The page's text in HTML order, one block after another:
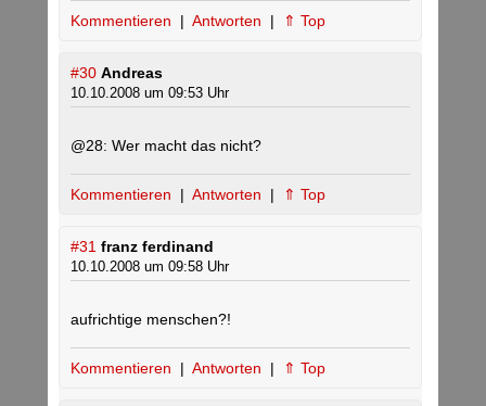
Kommentieren | Antworten | ⇑ Top
#30 Andreas
10.10.2008 um 09:53 Uhr
@28: Wer macht das nicht?
Kommentieren | Antworten | ⇑ Top
#31 franz ferdinand
10.10.2008 um 09:58 Uhr
aufrichtige menschen?!
Kommentieren | Antworten | ⇑ Top